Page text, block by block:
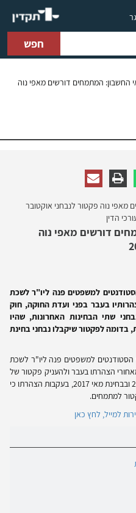
חפש
החשבון: המתמחים דורשים מאפי נוה
דורשים מאפי נוה
למשפטים פנה ליו"ר לשכת
בעבר בפני ועדת החוקה, חוק
שתי הבחינות האחרונות, שהיו
בדומה לפקטור שיקבלו נבחני בחינת
בשיתוף הסטודנטים למשפטים פנה ליו"ר לשכת
הצהרתו בעבר ולהעניק פקטור של
10 נקודות לנבחנים בבחינת אוקטובר 2016 ובבחינת מאי 2017, בעקבות הצהרתו כי
למתמחים.
למייל, לחץ כאן